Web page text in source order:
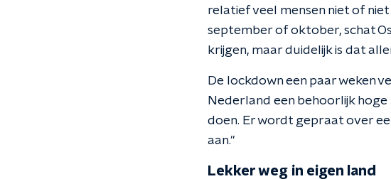
relatief veel mensen niet of niet
september of oktober, schat
krijgen, maar duidelijk is dat
De lockdown een paar weken
Nederland een behoorlijk
doen. Er wordt gepraat over
aan."
Lekker weg in eigen land